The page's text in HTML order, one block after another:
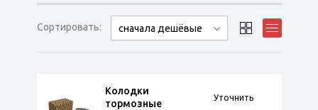
Сортировать: сначала дешёвые
Колодки
тормозные
Уточнить